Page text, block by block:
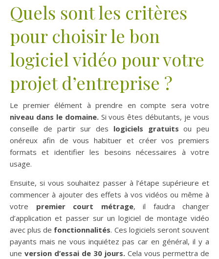
Quels sont les critères
pour choisir le bon
logiciel vidéo pour votre
projet d’entreprise ?
Le premier élément à prendre en compte sera votre
niveau dans le domaine.Si vous êtes débutants, je vous
conseille de partir sur des logiciels gratuits ou peu
onéreux afin de vous habituer et créer vos premiers
formats et identifier les besoins nécessaires à votre
usage.
Ensuite, si vous souhaitez passer à l’étape supérieure et
commencer à ajouter des effets à vos vidéos ou même à
votre premier court métrage, il faudra changer
d’application et passer sur un logiciel de montage vidéo
avec plus de fonctionnalités. Ces logiciels seront souvent
payants mais ne vous inquiétez pas car en général, il y a
une version d’essai de 30 jours. Cela vous permettra de